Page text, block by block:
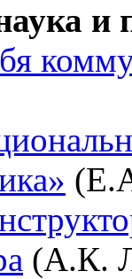
и
(А.К.